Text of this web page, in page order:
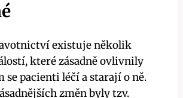
existuje několik
které zásadně ovlivnily
se pacienti léčí a starají o ně.
změn byly tzv.